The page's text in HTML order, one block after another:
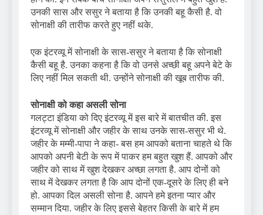
उनकी सास और ससुर ने बताया है कि उनकी बहू कैसी है. वो
सोनाक्षी की तारीफ करते हुए नहीं थके.
एक इंटरव्यू में सोनाक्षी के सास-ससुर ने बताया है कि सोनाक्षी
कैसी बहू है. उनका कहना है कि वो उनसे अच्छी बहू अपने बेटे के
लिए नहीं मिल सकती थी. उन्होंने सोनाक्षी की खूब तारीफ की.
सोनाक्षी को कहा असली सोना
गलट्टा इंडिया को दिए इंटरव्यू में इस बारे में बातचीत की. इस
इंटरव्यू में सोनाक्षी और जहीर के साथ उनके सास-ससुर भी थे.
जहीर के मम्मी-पापा ने कहा- बस हम आपको बताना चाहते थे कि
आपको अपनी बेटी के रूप में पाकर हम बहुत खुश हैं. आपको और
जहीर को साथ में खुश देखकर अच्छा लगता है. आप दोनों को
साथ में देखकर लगता है कि आप दोनों एक-दूसरे के लिए ही बने
हो. आपका दिल असली सोना है. आपने हमे इतना प्यार और
सम्मान दिया. जहीर के लिए इससे बेहतर किसी के बारे में हम